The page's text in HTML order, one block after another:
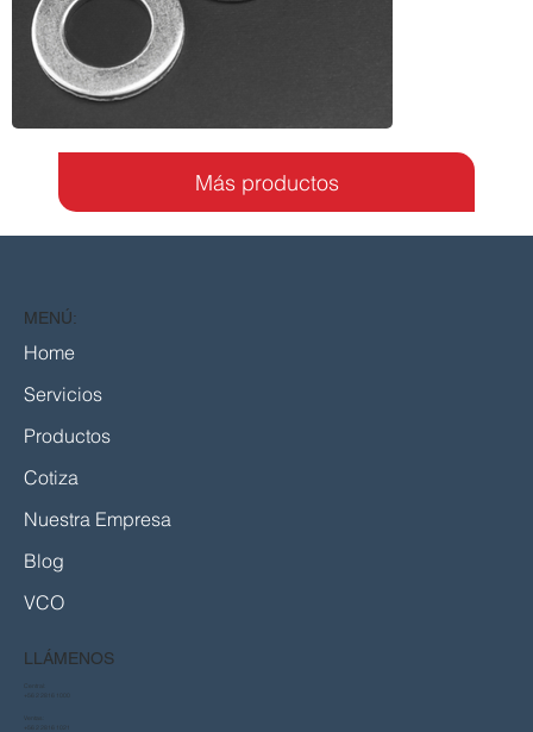
Más productos
+56 2 2816 1021
+56 2 2816 1000
LLÁMENOS
Home
Servicios
Productos
Cotiza
Nuestra Empresa
Blog
VCO
MENÚ: